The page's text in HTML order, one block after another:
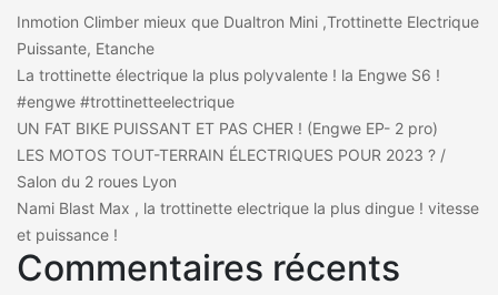
Inmotion Climber mieux que Dualtron Mini ,Trottinette Electrique
Puissante, Etanche
La trottinette électrique la plus polyvalente ! la Engwe S6 !
#engwe #trottinetteelectrique
UN FAT BIKE PUISSANT ET PAS CHER ! (Engwe EP- 2 pro)
LES MOTOS TOUT-TERRAIN ÉLECTRIQUES POUR 2023 ? /
Salon du 2 roues Lyon
Nami Blast Max , la trottinette electrique la plus dingue ! vitesse
et puissance !
Commentaires récents